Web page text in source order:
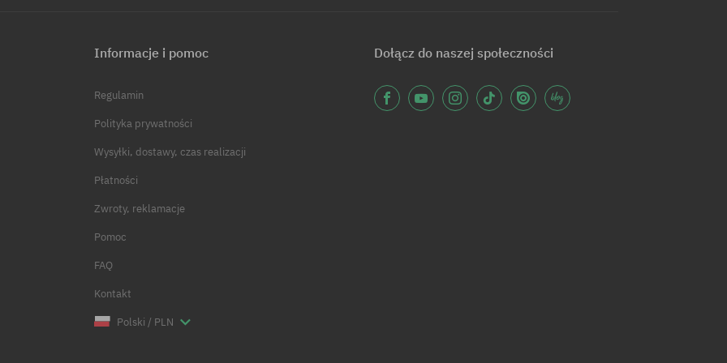
Informacje i pomoc
Regulamin
Polityka prywatności
Wysyłki, dostawy, czas realizacji
Płatności
Zwroty, reklamacje
Pomoc
FAQ
Kontakt
Polski / PLN
Dołącz do naszej społeczności